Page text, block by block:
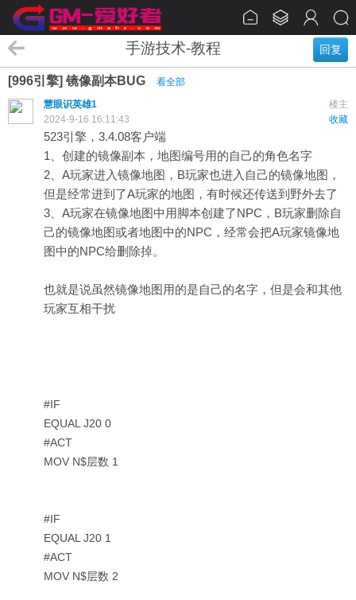
回复
手游技术-教程
[996引擎] 镜像副本BUG
看全部
楼主
慧眼识英雄1
收藏
2024-9-16 16:11:43
523引擎，3.4.08客户端
1、创建的镜像副本，地图编号用的自己的角色名字
2、A玩家进入镜像地图，B玩家也进入自己的镜像地图，
但是经常进到了A玩家的地图，有时候还传送到野外去了
3、A玩家在镜像地图中用脚本创建了NPC，B玩家删除自
己的镜像地图或者地图中的NPC，经常会把A玩家镜像地
图中的NPC给删除掉。
也就是说虽然镜像地图用的是自己的名字，但是会和其他
玩家互相干扰
#IF
EQUAL J20 0
#ACT
MOV N$层数 1
#IF
EQUAL J20 1
#ACT
MOV N$层数 2